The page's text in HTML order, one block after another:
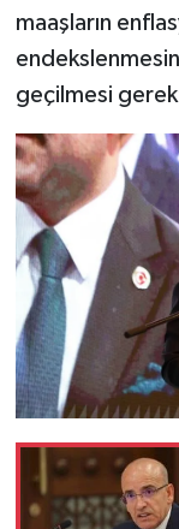
maaşların
geçilmesi